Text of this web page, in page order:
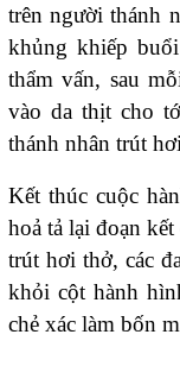
trên người thánh
khủng khiếp
thẩm vấn, sau
vào da thịt cho
thánh nhân trút
Kết thúc cuộc
hoả tả lại đoạn
trút hơi thở, các
khỏi cột hành
chẻ xác làm bốn